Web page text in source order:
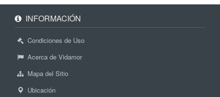
INFORMACIÓN
Condiciones de Uso
Acerca de Vidamor
Mapa del Sitio
Ubicación